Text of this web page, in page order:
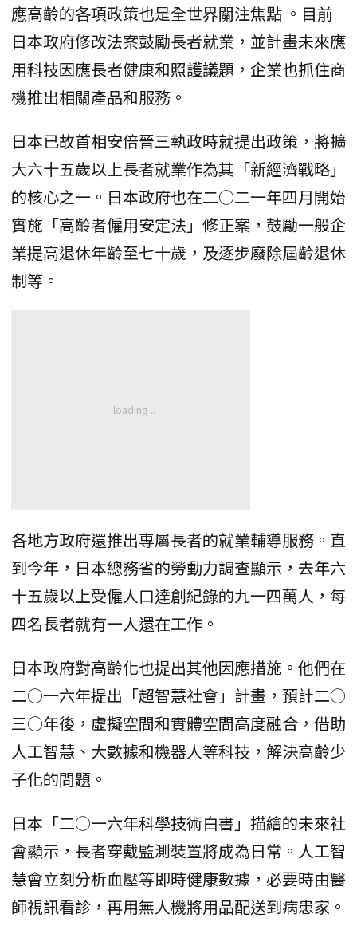
應高齡的各項政策也是全世界關注焦點 。目前
日本政府修改法案鼓勵長者就業，並計畫未來應
用科技因應長者健康和照護議題，企業也抓住商
機推出相關產品和服務。
日本已故首相安倍晉三執政時就提出政策，將擴
大六十五歲以上長者就業作為其「新經濟戰略」
的核心之一。日本政府也在二○二一年四月開始
實施「高齡者僱用安定法」修正案，鼓勵一般企
業提高退休年齡至七十歲，及逐步廢除屆齡退休
制等。
各地方政府還推出專屬長者的就業輔導服務。直
到今年，日本總務省的勞動力調查顯示，去年六
十五歲以上受僱人口達創紀錄的九一四萬人，每
四名長者就有一人還在工作。
日本政府對高齡化也提出其他因應措施。他們在
二○一六年提出「超智慧社會」計畫，預計二○
三○年後，虛擬空間和實體空間高度融合，借助
人工智慧、大數據和機器人等科技，解決高齡少
子化的問題。
日本「二○一六年科學技術白書」描繪的未來社
會顯示，長者穿戴監測裝置將成為日常。人工智
慧會立刻分析血壓等即時健康數據，必要時由醫
師視訊看診，再用無人機將用品配送到病患家。